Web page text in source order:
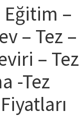
Eğitim –
– Tez –
– Tez
-Tez